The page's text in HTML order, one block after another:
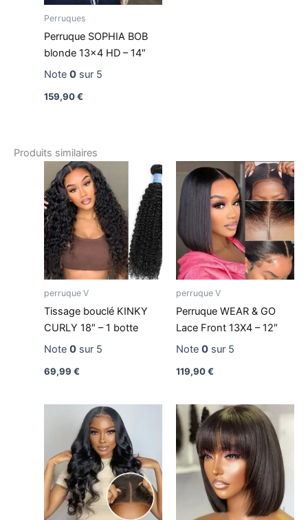
Perruques
Perruque SOPHIA BOB
blonde 13×4 HD – 14″
Note 0sur 5
159,90€
Produits similaires
perruque V
Tissage bouclé KINKY
CURLY 18″ – 1 botte
Note 0sur 5
69,99 €
perruque V
Perruque WEAR & GO
Lace Front 13X4 – 12″
Note 0sur 5
119,90€